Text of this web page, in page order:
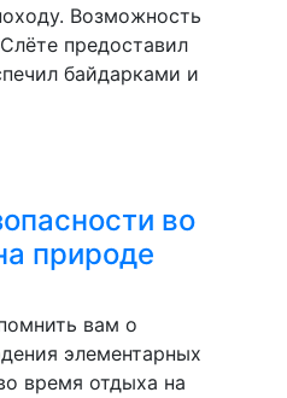
Возможность
предоставил
байдарками и
во
природе
вам о
элементарных
время отдыха на